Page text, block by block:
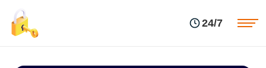
24/7